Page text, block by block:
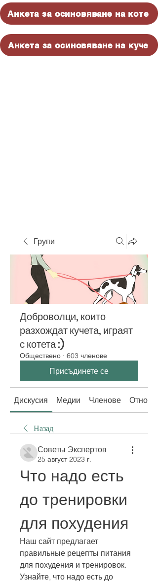
Анкета за осиновяване на коте
Анкета за осиновяване на куче
Групи
Доброволци, които
разхождат кучета, играят
с котета :)
Обществено · 603 членове
Присъдинете се
Дискусия Медии Членове Относно
Назад
Советы Экспертов
25 август 2023 г.
Что надо есть
до тренировки
для похудения
Наш сайт предлагает
правильные рецепты питания
для похудения и тренировок.
Узнайте, что надо есть до